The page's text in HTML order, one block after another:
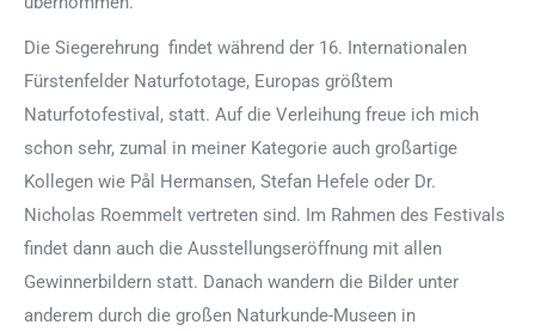
Die Siegerehrung findet während der 16. Internationalen
Fürstenfelder Naturfototage, Europas größtem
Naturfotofestival, statt. Auf die Verleihung freue ich mich
schon sehr, zumal in meiner Kategorie auch großartige
Kollegen wie Pål Hermansen, Stefan Hefele oder Dr.
Nicholas Roemmelt vertreten sind. Im Rahmen des Festivals
findet dann auch die Ausstellungseröffnung mit allen
Gewinnerbildern statt. Danach wandern die Bilder unter
anderem durch die großen Naturkunde-Museen in